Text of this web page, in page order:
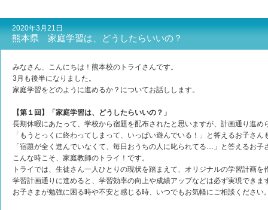
2020年3月21日
熊本県 家庭学習は、どうしたらいいの？
みなさん、こんにちは！熊本校のトライさんです。
3月も後半になりました。
家庭学習をどのように進めるか？についてお話しします。
【第１回】「家庭学習は、どうしたらいいの？」
長期休暇にあたって、学校から宿題を配布されたと思いますが、計画通り進め
「もうとっくに終わってしまって、いっぱい遊んでいる！」と答えるお子さん
「宿題が全く進んでいなくて、毎日おうちの人に叱られてる…」と答えるお子
こんな時こそ、家庭教師のトライ！です。
トライでは、生徒さん一人ひとりの現状を踏まえて、オリジナルの学習計画を
学習計画通りに進めると、学習効率の向上や成績アップなどは必ず実現できま
お子さまが勉強に困る時や不安と感じる時、いつでもお気軽にご相談ください